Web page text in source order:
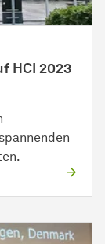
HCI 2023